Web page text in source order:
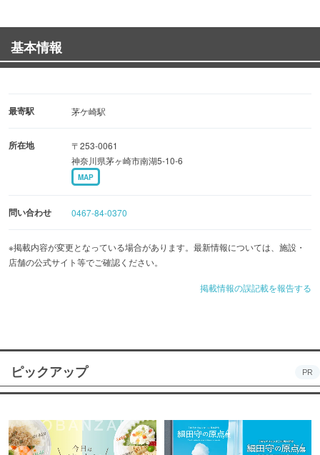
基本情報
最寄駅 茅ケ崎駅
所在地
〒253-0061
神奈川県茅ヶ崎市南湖5-10-6
MAP
問い合わせ 0467-84-0370
※掲載内容が変更となっている場合があります。最新情報については、施設・
店舗の公式サイト等でご確認ください。
掲載情報の誤記載を報告する
ピックアップ PR